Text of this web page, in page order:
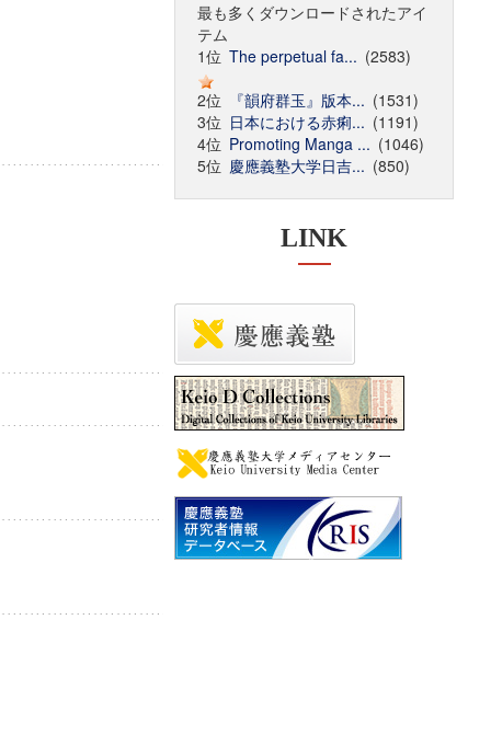
最も多くダウンロードされたアイ
テム
1位 The perpetual fa... (2583)
2位
『韻府群玉』版本... (1531)
3位 日本における赤痢... (1191)
4位 Promoting Manga ... (1046)
5位 慶應義塾大学日吉... (850)
LINK